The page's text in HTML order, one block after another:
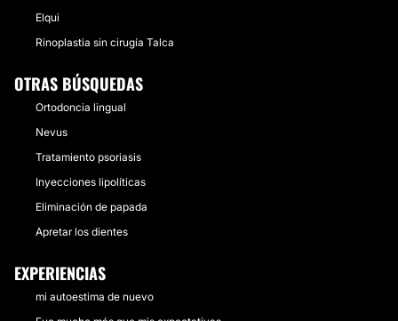
Elqui
Rinoplastia sin cirugía Talca
OTRAS BÚSQUEDAS
Ortodoncia lingual
Nevus
Tratamiento psoriasis
Inyecciones lipolíticas
Eliminación de papada
Apretar los dientes
EXPERIENCIAS
mi autoestima de nuevo